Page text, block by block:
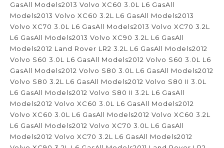
GasAll Models2013 Volvo XC60 3.0L L6 GasAll
Models2013 Volvo XC60 3.2L L6 GasAll Models2013
Volvo XC70 3.0L L6 GasAll Models2013 Volvo XC70 3.2L
L6 GasAll Models2013 Volvo XC90 3.2L L6 GasAll
Models2012 Land Rover LR2 3.2L L6 GasAll Models2012
Volvo S60 3.0L L6 GasAll Models2012 Volvo S60 3.0L L6
GasAll Models2012 Volvo S80 3.0L L6 GasAll Models2012
Volvo S80 3.2L L6 GasAll Models2012 Volvo S80 II 3.0L
L6 GasAll Models2012 Volvo S80 II 3.2L L6 GasAll
Models2012 Volvo XC60 3.0L L6 GasAll Models2012
Volvo XC60 3.0L L6 GasAll Models2012 Volvo XC60 3.2L
L6 GasAll Models2012 Volvo XC70 3.0L L6 GasAll
Models2012 Volvo XC70 3.2L L6 GasAll Models2012